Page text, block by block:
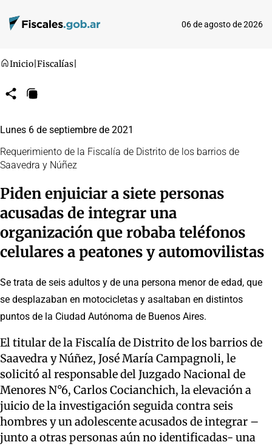
06 de agosto de 2026
Inicio Fiscalías
CompartirCopiar
Lunes 6 de septiembre de 2021
Requerimiento de la Fiscalía de Distrito de los barrios de
Saavedra y Núñez
Piden enjuiciar a siete personas
acusadas de integrar una
organización que robaba teléfonos
celulares a peatones y automovilistas
Se trata de seis adultos y de una persona menor de edad, que
se desplazaban en motocicletas y asaltaban en distintos
puntos de la Ciudad Autónoma de Buenos Aires.
El titular de la Fiscalía de Distrito de los barrios de
Saavedra y Núñez, José María Campagnoli, le
solicitó al responsable del Juzgado Nacional de
Menores N°6, Carlos Cocianchich, la elevación a
juicio de la investigación seguida contra seis
hombres y un adolescente acusados de integrar –
junto a otras personas aún no identificadas- una